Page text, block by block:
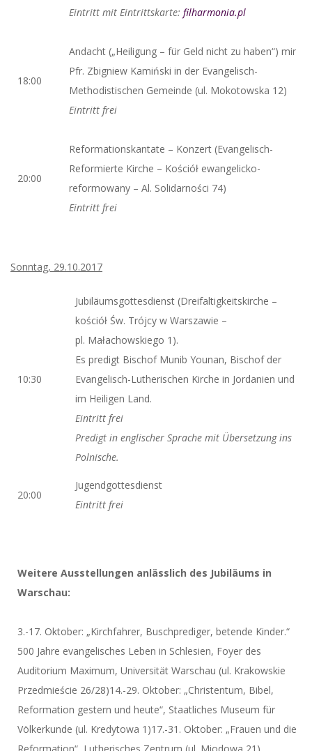
Eintritt mit Eintrittskarte: filharmonia.pl
18:00
Andacht („Heiligung – für Geld nicht zu haben“) mir
Pfr. Zbigniew Kamiński in der Evangelisch-
Methodistischen Gemeinde (ul. Mokotowska 12)
Eintritt frei
20:00
Reformationskantate – Konzert (Evangelisch-
Reformierte Kirche – Kościół ewangelicko-
reformowany – Al. Solidarności 74)
Eintritt frei
Sonntag, 29.10.2017
10:30
Jubiläumsgottesdienst (Dreifaltigkeitskirche –
kościół Św. Trójcy w Warszawie –
pl. Małachowskiego 1).
Es predigt Bischof Munib Younan, Bischof der
Evangelisch-Lutherischen Kirche in Jordanien und
im Heiligen Land.
Eintritt frei
Predigt in englischer Sprache mit Übersetzung ins
Polnische.
20:00
Jugendgottesdienst
Eintritt frei
Weitere Ausstellungen anlässlich des Jubiläums in
Warschau:
3.-17. Oktober: „Kirchfahrer, Buschprediger, betende Kinder.“
500 Jahre evangelisches Leben in Schlesien, Foyer des
Auditorium Maximum, Universität Warschau (ul. Krakowskie
Przedmieście 26/28)14.-29. Oktober: „Christentum, Bibel,
Reformation gestern und heute“, Staatliches Museum für
Völkerkunde (ul. Kredytowa 1)17.-31. Oktober: „Frauen und die